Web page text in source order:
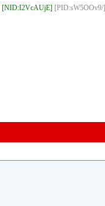
[NID:I2VcAUjE] [PID:sW5OOv9/]